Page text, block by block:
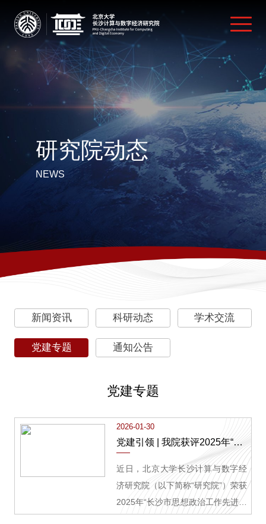
研究院动态
NEWS
党建专题
新闻资讯 科研动态 学术交流
党建专题 通知公告
2026-01-30
党建引领 | 我院获评2025年“长沙市思想政治工作先进单位”
近日，北京大学长沙计算与数字经
济研究院（以下简称“研究院”）荣获
2025年“长沙市思想政治工作先进单